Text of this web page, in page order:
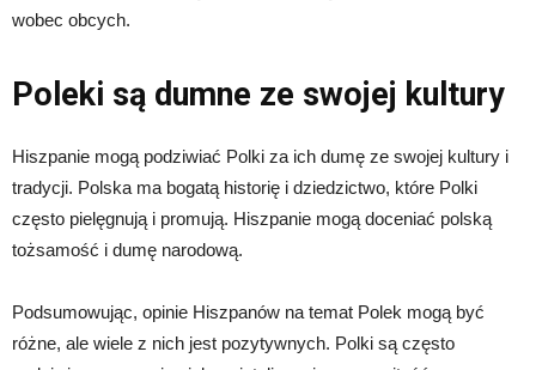
wobec obcych.
Poleki są dumne ze swojej kultury
Hiszpanie mogą podziwiać Polki za ich dumę ze swojej kultury i
tradycji. Polska ma bogatą historię i dziedzictwo, które Polki
często pielęgnują i promują. Hiszpanie mogą doceniać polską
tożsamość i dumę narodową.
Podsumowując, opinie Hiszpanów na temat Polek mogą być
różne, ale wiele z nich jest pozytywnych. Polki są często